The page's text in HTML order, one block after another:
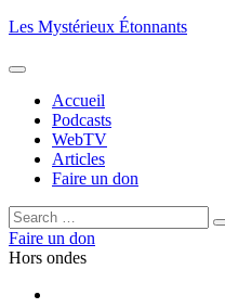
Aller
contenu
Les Mystérieux Étonnants
Accueil
Podcasts
WebTV
Articles
Faire un don
Rechercher :
Faire un don
Hors ondes